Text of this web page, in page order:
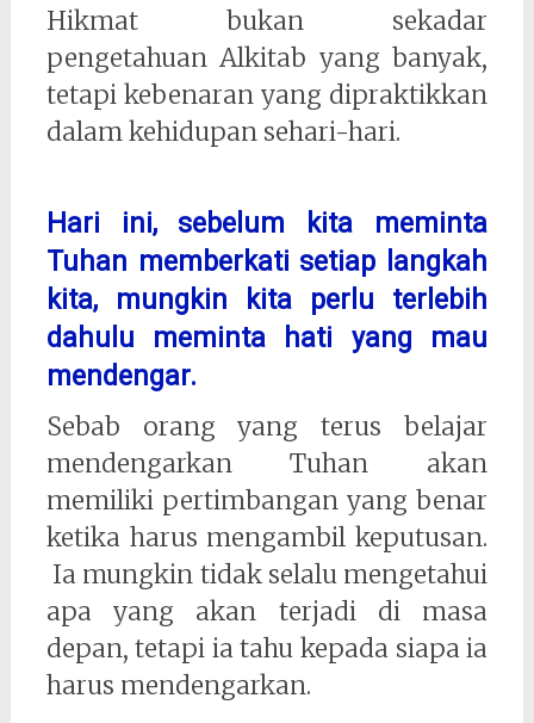
Hikmat bukan sekadar
pengetahuan Alkitab yang banyak,
tetapi kebenaran yang dipraktikkan
dalam kehidupan sehari-hari.
Hari ini, sebelum kita meminta
Tuhan memberkati setiap langkah
kita, mungkin kita perlu terlebih
dahulu meminta hati yang mau
mendengar.
Sebab orang yang terus belajar
mendengarkan Tuhan akan
memiliki pertimbangan yang benar
ketika harus mengambil keputusan.
Ia mungkin tidak selalu mengetahui
apa yang akan terjadi di masa
depan, tetapi ia tahu kepada siapa ia
harus mendengarkan.